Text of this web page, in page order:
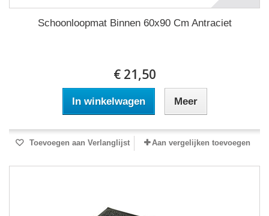
Schoonloopmat Binnen 60x90 Cm Antraciet
€ 21,50
In winkelwagen Meer
Toevoegen aan Verlanglijst Aan vergelijken toevoegen